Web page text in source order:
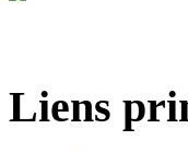
Liens